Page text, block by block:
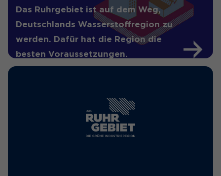
Das Ruhrgebiet ist auf dem Weg,
Deutschlands Wasserstoffregion zu
werden. Dafür hat die Region die
besten Voraussetzungen.